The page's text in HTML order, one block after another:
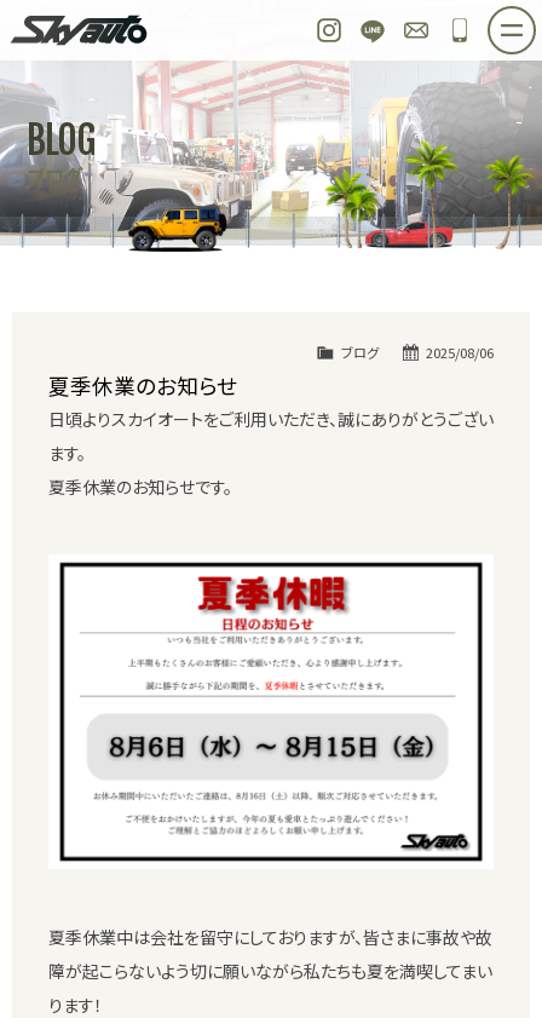
Instagram
LINE お問い合わせ
048-
ホーム 在庫車情報 ご購入プラン
整備作業実例 パーツ販売 買取＆オーダー
店舗紹介 工場紹介 会社概要
スタッフ紹介 求人情報 公式ブログ
BLOG
ブログ
2025/08/06
ブログ
夏季休業のお知らせ
日頃よりスカイオートをご利用いただき、誠にありがとうござい
ます。
夏季休業のお知らせです。
夏季休業中は会社を留守にしておりますが、皆さまに事故や故
障が起こらないよう切に願いながら私たちも夏を満喫してまい
ります！